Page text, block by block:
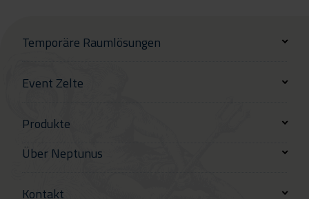
Temporäre Raumlösungen
Event Zelte
Produkte
Über Neptunus
Kontakt